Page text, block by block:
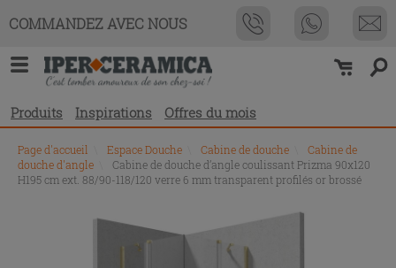
COMMANDEZ AVEC NOUS
Produits Inspirations Offres du mois
Page d'accueil Espace Douche Cabine de douche
Cabine de
douche d'angle
Cabine de douche d’angle coulissant Prizma 90x120
H195 cm ext. 88/90-118/120 verre 6 mm transparent profilés or brossé